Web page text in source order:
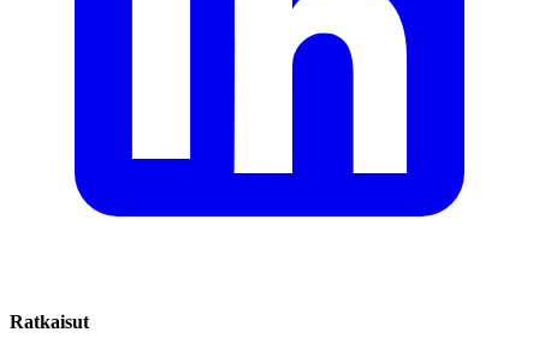
Ratkaisut